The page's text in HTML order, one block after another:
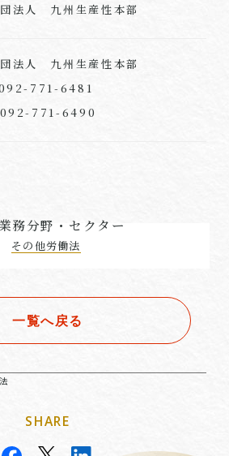
法人 九州生産性本部
法人 九州生産性本部
771-6481
771-6490
務分野・セクター
その他労働法
一覧へ戻る
SHARE